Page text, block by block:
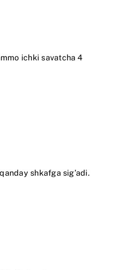
ichki savatcha 4
shkafga sig’adi.